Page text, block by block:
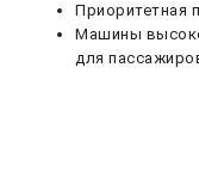
Приоритетная
Машины
для